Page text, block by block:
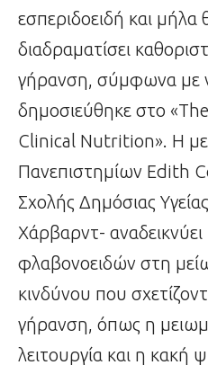
εσπεριδοειδή και
διαδραματίσει
γήρανση, σύμφωνα με
δημοσιεύθηκε στο
Clinical Nutrition». Η
Πανεπιστημίων Edith
Σχολής Δημόσιας
Χάρβαρντ-
φλαβονοειδών στη
κινδύνου που
γήρανση, όπως η
λειτουργία και η κακή